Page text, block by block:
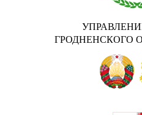
ГРОДНЕНСКОГО